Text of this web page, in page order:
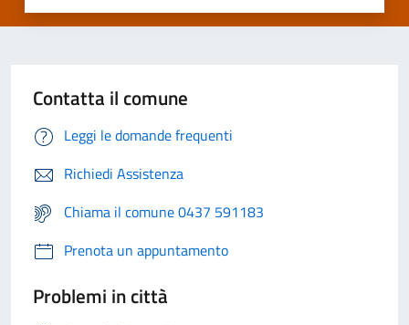
Contatta il comune
Leggi le domande frequenti
Richiedi Assistenza
Chiama il comune 0437 591183
Prenota un appuntamento
Problemi in città